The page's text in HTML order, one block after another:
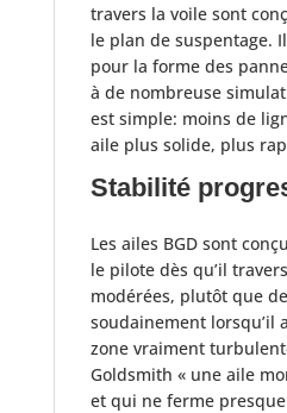
travers la voile sont
le plan de suspentage.
pour la forme des
à de nombreuse
est simple: moins de
aile plus solide, plus
Stabilité
Les ailes BGD sont
le pilote dès qu’il
modérées, plutôt que
soudainement lorsqu’il
zone vraiment
Goldsmith « une aile
et qui ne ferme